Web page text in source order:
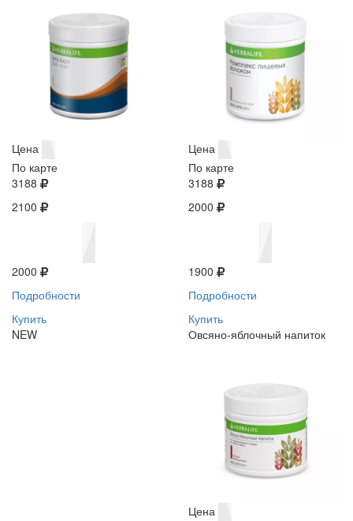
Цена
По карте
3188
2100
2000
Подробности
Купить
NEW
Цена
По карте
3188
2000
1900
Подробности
Купить
Овсяно-яблочный напиток
Цена